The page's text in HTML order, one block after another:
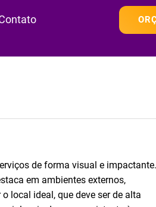
de forma visual e
em ambientes externos,
local ideal, que deve ser de alta